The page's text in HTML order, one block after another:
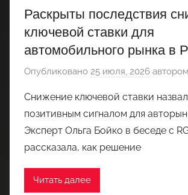
Раскрыты последствия
ключевой ставки для
автомобильного рынка в
Опубликовано 25 июля, 2026 автором
Снижение ключевой ставки
позитивным сигналом для
Эксперт Ольга Бойко в беседе с
рассказала, как решение
Читать далее